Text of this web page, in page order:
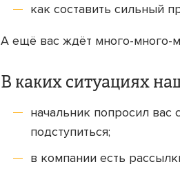
как составить сильный
А ещё вас ждёт много-много-
В каких ситуациях
начальник попросил вас
подступиться;
в компании есть